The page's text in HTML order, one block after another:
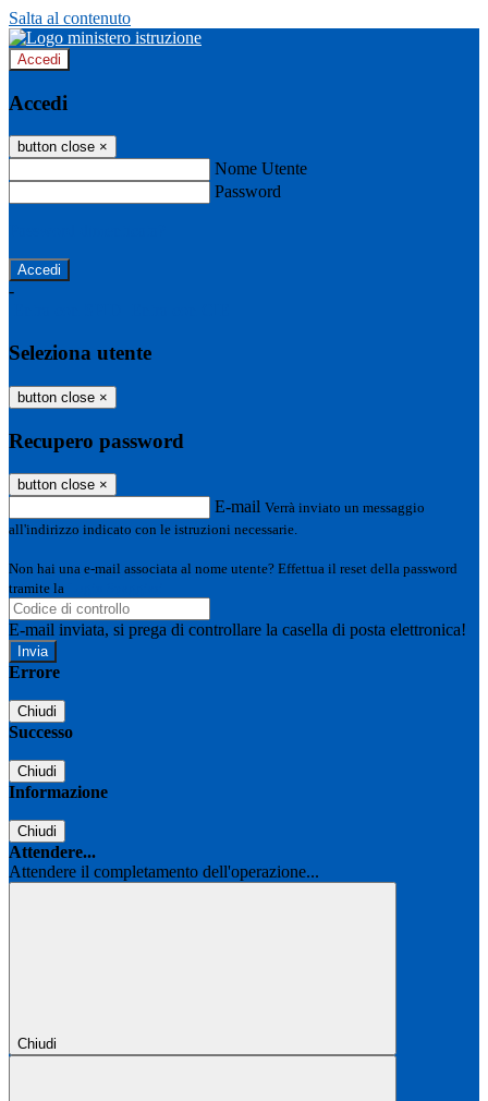
Salta al contenuto
Accedi
Accedi
button close ×
Nome Utente
Password
-
Seleziona utente
button close ×
Recupero password
button close ×
E-mail Verrà inviato un messaggio
all'indirizzo indicato con le istruzioni necessarie.
Non hai una e-mail associata al nome utente? Effettua il reset della password
tramite la
E-mail inviata, si prega di controllare la casella di posta elettronica!
Errore
Chiudi
Successo
Chiudi
Informazione
Chiudi
Attendere...
Attendere il completamento dell'operazione...
Chiudi